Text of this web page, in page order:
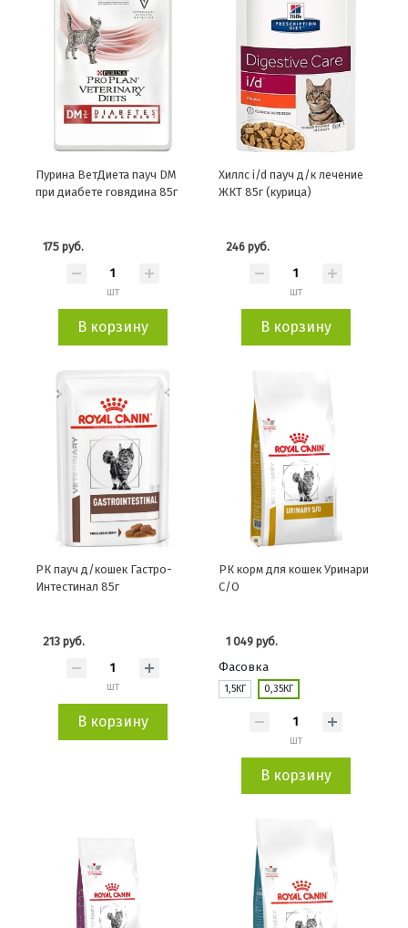
Пурина ВетДиета пауч DM
при диабете говядина 85г
175 руб.
шт
В корзину
Хиллс i/d пауч д/к лечение
ЖКТ 85г (курица)
246 руб.
шт
В корзину
РК пауч д/кошек Гастро-
Интестинал 85г
213 руб.
шт
В корзину
РК корм для кошек Уринари
С/О
1 049 руб.
Фасовка
1,5КГ 0,35КГ
шт
В корзину